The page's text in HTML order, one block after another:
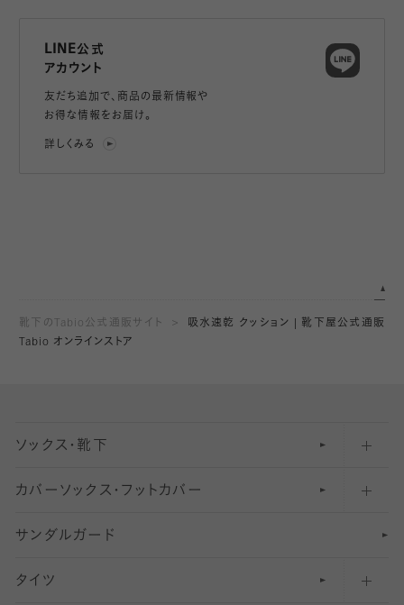
LINE公式
アカウント
友だち追加で、 商品の最新情報や
お得な情報をお届け。
詳しくみる
靴下のTabio公式通販サイト
吸水速乾 クッション | 靴下屋公式通販
Tabio オンラインストア
ソックス・靴下
五本指ソックス・靴下
足袋ソックス・靴下
無地・プレーンソックス・靴下
カバーソックス・フットカバー
フットカバー・カバーソックス（深め）
フットカバー・カバーソックス（ふつう）
サンダルガード
タイツ